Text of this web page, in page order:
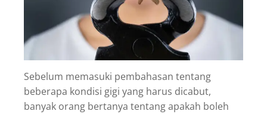
Sebelum memasuki pembahasan tentang
beberapa kondisi gigi yang harus dicabut,
banyak orang bertanya tentang apakah boleh